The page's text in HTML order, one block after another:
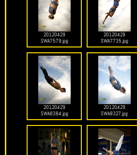
20120429
SWA7579.jpg
20120429
SWA7735.jpg
20120429
SWA8384.jpg
20120429
SWA8327.jpg